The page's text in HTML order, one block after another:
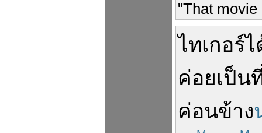
"That
ไทเกอร์ไ
ค่อยเป็น
ค่อนข้าง